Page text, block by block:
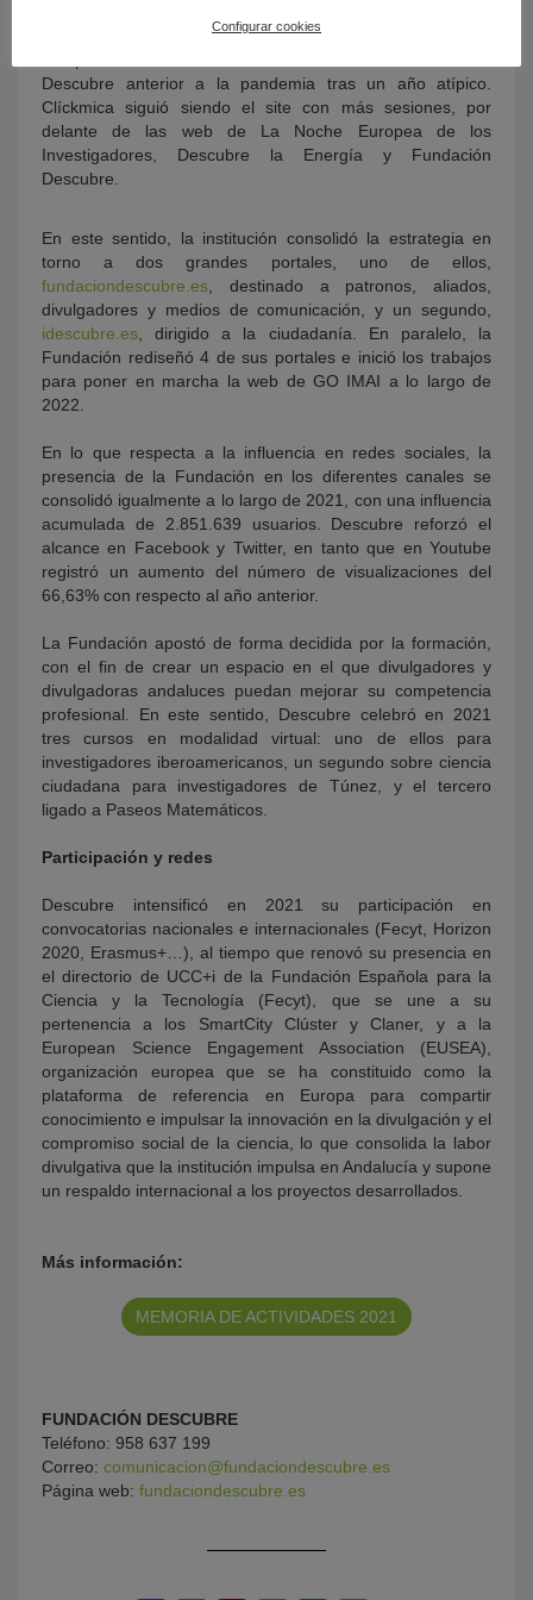
web acumulado de 3.024.529 usuarios, lo que supone la
Descubre anterior a la pandemia tras un año atípico.
Clíckmica siguió siendo el site con más sesiones, por
delante de las web de La Noche Europea de los
Investigadores, Descubre la Energía y Fundación
Descubre.
En este sentido, la institución consolidó la estrategia en
torno a dos grandes portales, uno de ellos,
fundaciondescubre.es , destinado a patronos, aliados,
divulgadores y medios de comunicación, y un segundo,
idescubre.es , dirigido a la ciudadanía. En paralelo, la
Fundación rediseñó 4 de sus portales e inició los trabajos
para poner en marcha la web de GO IMAI a lo largo de
2022.
En lo que respecta a la influencia en redes sociales, la
presencia de la Fundación en los diferentes canales se
consolidó igualmente a lo largo de 2021, con una influencia
acumulada de 2.851.639 usuarios. Descubre reforzó el
alcance en Facebook y Twitter, en tanto que en Youtube
registró un aumento del número de visualizaciones del
66,63% con respecto al año anterior.
La Fundación apostó de forma decidida por la formación,
con el fin de crear un espacio en el que divulgadores y
divulgadoras andaluces puedan mejorar su competencia
profesional. En este sentido, Descubre celebró en 2021
tres cursos en modalidad virtual: uno de ellos para
investigadores iberoamericanos, un segundo sobre ciencia
ciudadana para investigadores de Túnez, y el tercero
ligado a Paseos Matemáticos.
Participación y redes
Descubre intensificó en 2021 su participación en
convocatorias nacionales e internacionales (Fecyt, Horizon
2020, Erasmus+…), al tiempo que renovó su presencia en
el directorio de UCC+i de la Fundación Española para la
Ciencia y la Tecnología (Fecyt), que se une a su
pertenencia a los SmartCity Clúster y Claner, y a la
European Science Engagement Association (EUSEA),
organización europea que se ha constituido como la
plataforma de referencia en Europa para compartir
conocimiento e impulsar la innovación en la divulgación y el
compromiso social de la ciencia, lo que consolida la labor
divulgativa que la institución impulsa en Andalucía y supone
un respaldo internacional a los proyectos desarrollados.
Más información:
MEMORIA DE ACTIVIDADES 2021
FUNDACIÓN DESCUBRE
Teléfono: 958 637 199
Correo: comunicacion@fundaciondescubre.es
Página web: fundaciondescubre.es
Configurar cookies